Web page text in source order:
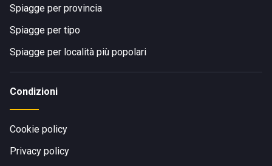
Spiagge per provincia
Spiagge per tipo
Spiagge per località più popolari
Condizioni
Cookie policy
Privacy policy